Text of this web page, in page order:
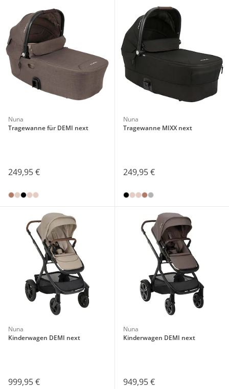
Nuna
Tragewanne für DEMI next
249,95 €
Nuna
Tragewanne MIXX next
249,95 €
Nuna
Kinderwagen DEMI next
999,95 €
Nuna
Kinderwagen DEMI next
949,95 €